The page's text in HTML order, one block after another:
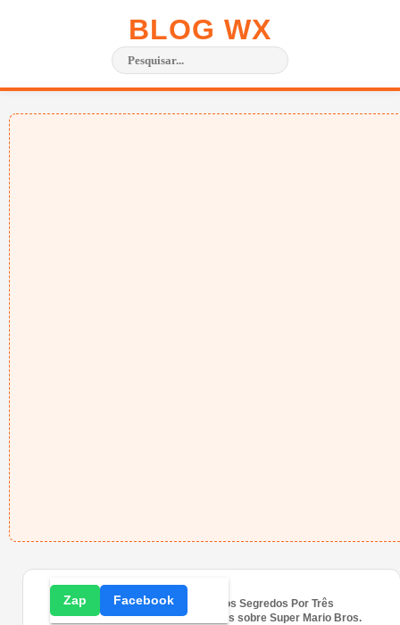
BLOG WX
Home » Curiosidades » Descubra os Segredos Por Três
Décadas: Curiosidades Fascinantes sobre Super Mario Bros.
Zap Facebook